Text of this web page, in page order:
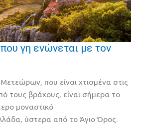
γη ενώνεται με τον
που είναι χτισμένα στις
τους βράχους, είναι σήμερα το
μοναστικό
ύστερα από το Άγιο Όρος.